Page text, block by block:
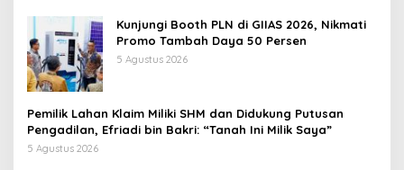
Kunjungi Booth PLN di GIIAS 2026, Nikmati
Promo Tambah Daya 50 Persen
5 Agustus 2026
Pemilik Lahan Klaim Miliki SHM dan Didukung Putusan
Pengadilan, Efriadi bin Bakri: “Tanah Ini Milik Saya”
5 Agustus 2026